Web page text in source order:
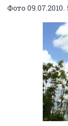
Фото 09.07.2010.